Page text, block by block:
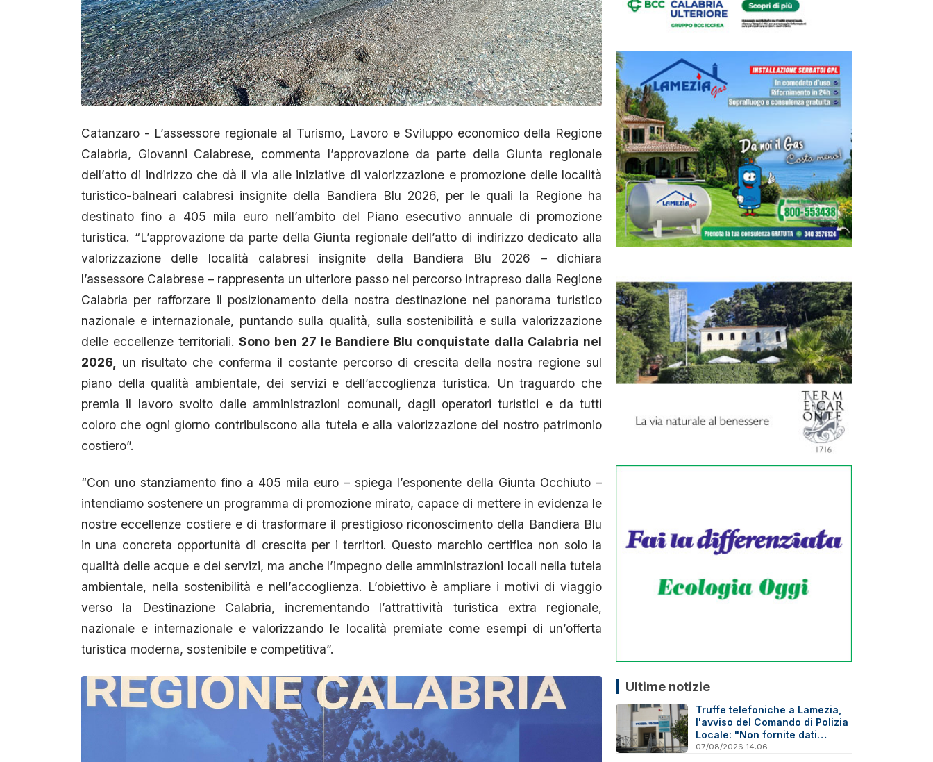
Catanzaro - L’assessore regionale al Turismo, Lavoro e Sviluppo economico della Regione
Calabria, Giovanni Calabrese, commenta l’approvazione da parte della Giunta regionale
dell’atto di indirizzo che dà il via alle iniziative di valorizzazione e promozione delle località
turistico-balneari calabresi insignite della Bandiera Blu 2026, per le quali la Regione ha
destinato fino a 405 mila euro nell’ambito del Piano esecutivo annuale di promozione
turistica. “L’approvazione da parte della Giunta regionale dell’atto di indirizzo dedicato alla
valorizzazione delle località calabresi insignite della Bandiera Blu 2026 – dichiara
l’assessore Calabrese – rappresenta un ulteriore passo nel percorso intrapreso dalla Regione
Calabria per rafforzare il posizionamento della nostra destinazione nel panorama turistico
nazionale e internazionale, puntando sulla qualità, sulla sostenibilità e sulla valorizzazione
delle eccellenze territoriali.Sono ben 27 le Bandiere Blu conquistate dalla Calabria nel
2026, un risultato che conferma il costante percorso di crescita della nostra regione sul
piano della qualità ambientale, dei servizi e dell’accoglienza turistica. Un traguardo che
premia il lavoro svolto dalle amministrazioni comunali, dagli operatori turistici e da tutti
coloro che ogni giorno contribuiscono alla tutela e alla valorizzazione del nostro patrimonio
costiero”.
“Con uno stanziamento fino a 405 mila euro – spiega l’esponente della Giunta Occhiuto –
intendiamo sostenere un programma di promozione mirato, capace di mettere in evidenza le
nostre eccellenze costiere e di trasformare il prestigioso riconoscimento della Bandiera Blu
in una concreta opportunità di crescita per i territori. Questo marchio certifica non solo la
qualità delle acque e dei servizi, ma anche l’impegno delle amministrazioni locali nella tutela
ambientale, nella sostenibilità e nell’accoglienza. L’obiettivo è ampliare i motivi di viaggio
verso la Destinazione Calabria, incrementando l’attrattività turistica extra regionale,
nazionale e internazionale e valorizzando le località premiate come esempi di un’offerta
turistica moderna, sostenibile e competitiva”.
Ultime notizie
Truffe telefoniche a Lamezia,
l'avviso del Comando di Polizia
Locale: "Non fornite dati
personali"
07/08/2026 14:06